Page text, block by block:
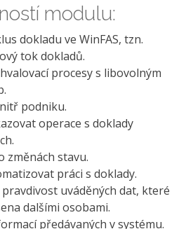
modulu:
dokladu ve WinFAS, tzn.
tok dokladů.
procesy s libovolným
podniku.
operace s doklady
změnách stavu.
práci s doklady.
uváděných dat, které
dalšími osobami.
předávaných v systému.